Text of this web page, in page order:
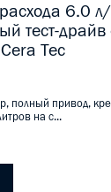
6.0
тест-
Tec
полный привод,
на с...